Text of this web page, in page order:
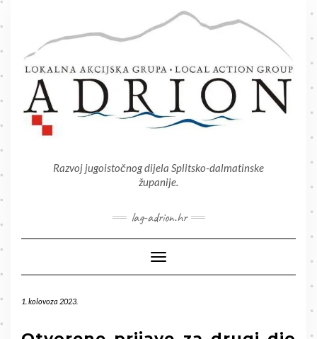
Skip
Razvoj jugoistočnog dijela Splitsko-dalmatinske
županije.
lag-adrion.hr
Toggle Navigation
1. kolovoza 2023.